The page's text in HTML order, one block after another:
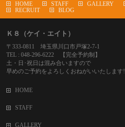
HOME STAFF GALLERY
RECRUIT
BLOG
Ｋ８（ケイ・エイト）
〒333-0811 埼玉県川口市戸塚2-7-1
TEL : 048-296-6222 【完全予約制】
土・日･祝日は混み合いますので
早めのご予約をよろしくおねがいいたします!
HOME
STAFF
GALLERY